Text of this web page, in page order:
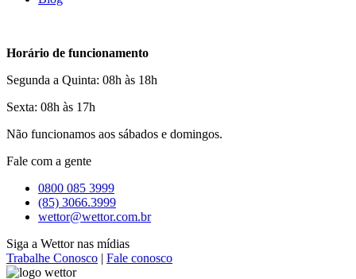
Horário de funcionamento
Segunda a Quinta: 08h às 18h
Sexta: 08h às 17h
Não funcionamos aos sábados e domingos.
Fale com a gente
0800 085 3999
(85) 3066.3999
wettor@wettor.com.br
Siga a Wettor nas mídias
Trabalhe Conosco | Fale conosco